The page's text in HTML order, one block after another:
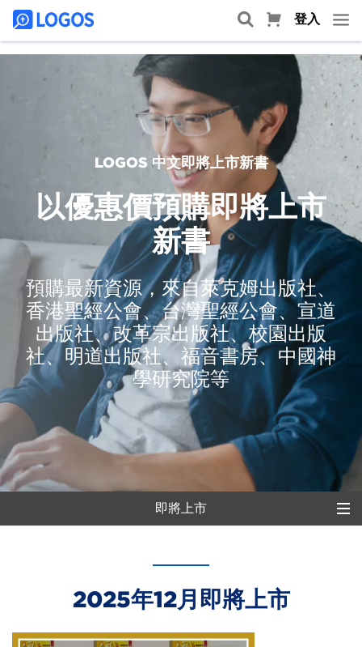
登入
LOGOS 中文即將上市新書
以優惠價預購即將上市
新書
預購最新資源，來自萊克姆出版社、
香港聖經公會、台灣聖經公會、宣道
出版社、改革宗出版社、校園出版
社、明道出版社、福音書房、中國神
學研究院等
即將上市
什麽是預購
2025年12月即將上市